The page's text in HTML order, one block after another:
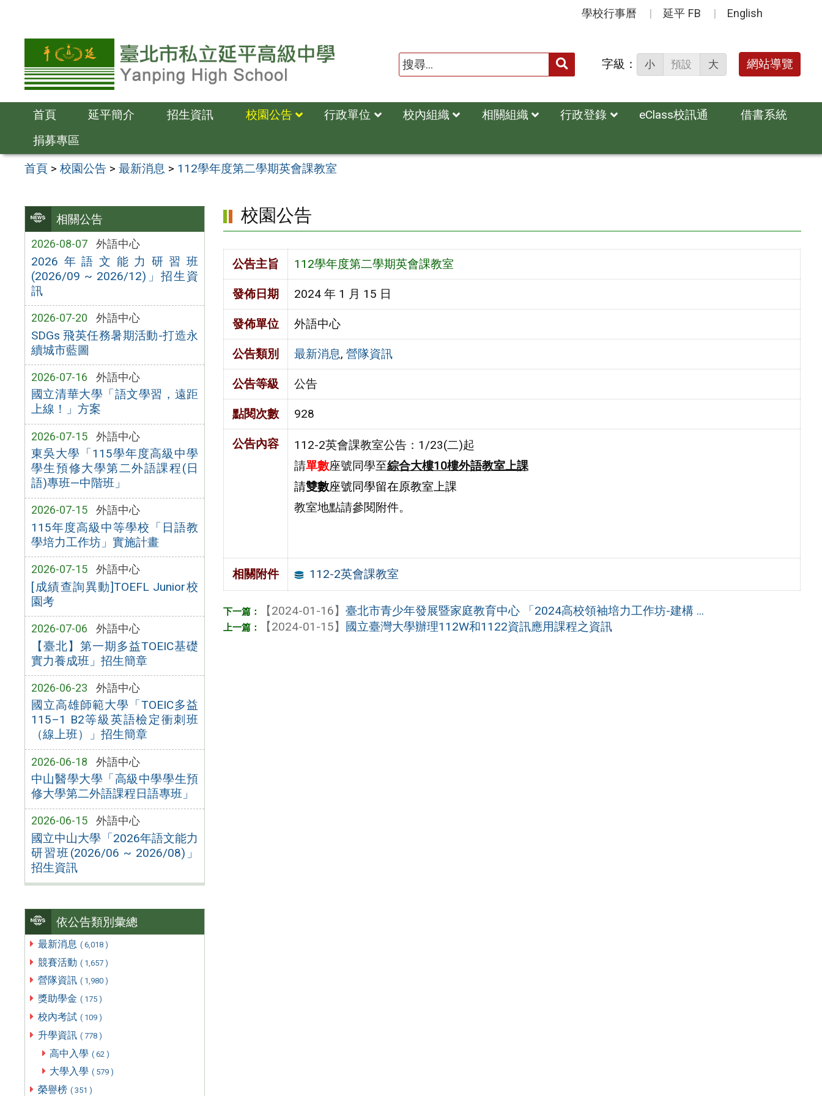
容
學校行事曆 延平 FB English
送出 字級： 小 預設 大 網站導覽
首頁 延平簡介 招生資訊 校園公告 行政單位 校內組織 相關組織 行政登錄 eClass校訊通
借書系統
捐募專區
首頁 >校園公告 >最新消息 > 112學年度第二學期英會課教室
相關公告
2026-08-07 外語中心
2026年語文能力研習班
(2026/09 ~ 2026/12)」招生資
訊
2026-07-20 外語中心
SDGs 飛英任務暑期活動-打造永
續城市藍圖
2026-07-16 外語中心
國立清華大學「語文學習，遠距
上線！」方案
2026-07-15 外語中心
東吳大學「115學年度高級中學
學生預修大學第二外語課程(日
語)專班—中階班」
2026-07-15 外語中心
115年度高級中等學校「日語教
學培力工作坊」實施計畫
2026-07-15 外語中心
[成績查詢異動]TOEFL Junior校
園考
2026-07-06 外語中心
【臺北】第一期多益TOEIC基礎
實力養成班」招生簡章
2026-06-23 外語中心
國立高雄師範大學「TOEIC多益
115–1 B2等級英語檢定衝刺班
（線上班）」招生簡章
2026-06-18 外語中心
中山醫學大學「高級中學學生預
修大學第二外語課程日語專班」
2026-06-15 外語中心
國立中山大學「2026年語文能力
研習班(2026/06 ~ 2026/08)」
招生資訊
依公告類別彙總
最新消息 ( 6,018 )
競賽活動 ( 1,657 )
營隊資訊 ( 1,980 )
獎助學金 ( 175 )
校內考試 ( 109 )
升學資訊 ( 778 )
高中入學 ( 62 )
大學入學 ( 579 )
榮譽榜 ( 351 )
校園公告
公告主旨 112學年度第二學期英會課教室
發佈日期 2024 年 1 月 15 日
發佈單位 外語中心
公告類別 最新消息, 營隊資訊
公告等級 公告
點閱次數 928
公告內容
112-2英會課教室公告：1/23(二)起
請單數座號同學至綜合大樓10樓外語教室上課
請雙數座號同學留在原教室上課
教室地點請參閱附件。
相關附件 112-2英會課教室
【2024-01-16】臺北市青少年發展暨家庭教育中心 「2024高校領袖培力工作坊-建構 ...
【2024-01-15】 國立臺灣大學辦理112W和1122資訊應用課程之資訊